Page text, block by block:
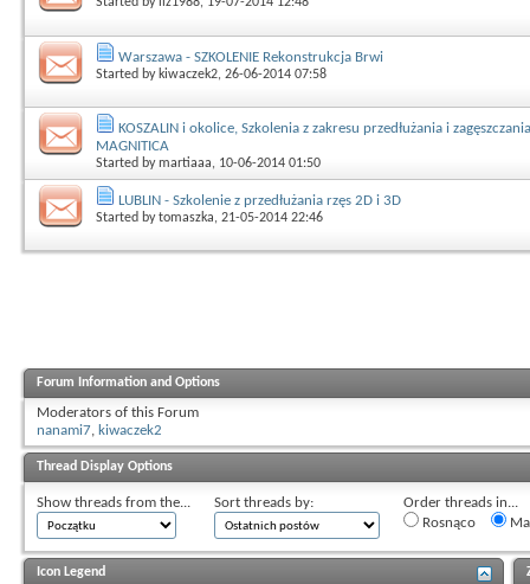
Warszawa - SZKOLENIE Rekonstrukcja Brwi
Started by kiwaczek2, 26-06-2014 07:58
KOSZALIN i okolice, Szkolenia z zakresu przedłużania i
MAGNITICA
Started bymartiaaa, 10-06-2014 01:50
LUBLIN - Szkolenie z przedłużania rzęs 2D i 3D
Started bytomaszka, 21-05-2014 22:46
Forum Information and Options
Moderators of this Forum
nanami7, kiwaczek2
Thread Display Options
Show threads from the... Sort threads by:
Order threads in...
Rosnąco
Icon Legend